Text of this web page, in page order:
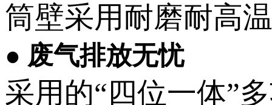
筒壁采用耐磨耐高
● 废气排放无忧
采用的“四位一体”